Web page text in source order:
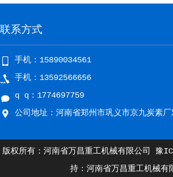
联系方式
手机：15890034561
手机：13592566656
q q：1774697759
公司地址：河南省郑州市巩义市京九炭素厂
版权所有：河南省万昌重工机械有限公司 豫
持：河南省万昌重工机械有